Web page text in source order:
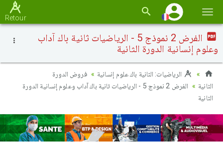
la
Retour
الفرض 2 نموذج 5 - الرياضيات ثانية باك آداب
وعلوم إنسانية الدورة الثانية
الرياضيات: الثانية باك علوم إنسانية
فروض الدورة
الثانية
الفرض 2 نموذج 5 - الرياضيات ثانية باك آداب وعلوم إنسانية الدورة
الثانية